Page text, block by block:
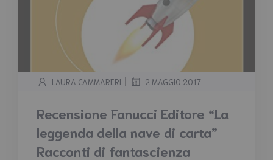
LAURA CAMMARERI | 2 MAGGIO 2017
Recensione Fanucci Editore “La
leggenda della nave di carta”
Racconti di fantascienza